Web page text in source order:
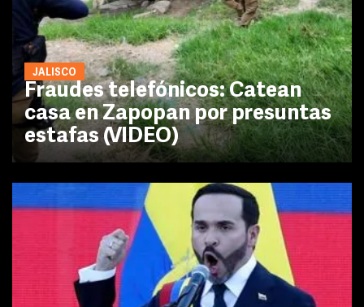
JALISCO
Fraudes telefónicos: Catean
casa en Zapopan por presuntas
estafas (VIDEO)